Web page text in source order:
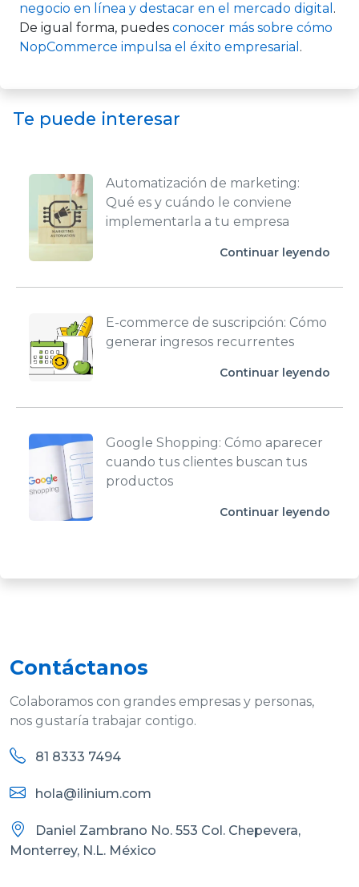
negocio en línea y destacar en el mercado digital .
De igual forma, puedes conocer más sobre cómo
NopCommerce impulsa el éxito empresarial .
Te puede interesar
Automatización de marketing:
Qué es y cuándo le conviene
implementarla a tu empresa
Continuar leyendo
E-commerce de suscripción: Cómo
generar ingresos recurrentes
Continuar leyendo
Google Shopping: Cómo aparecer
cuando tus clientes buscan tus
productos
Continuar leyendo
Contáctanos
Colaboramos con grandes empresas y personas,
nos gustaría trabajar contigo.
81 8333 7494
hola@ilinium.com
Daniel Zambrano No. 553 Col. Chepevera,
Monterrey, N.L. México